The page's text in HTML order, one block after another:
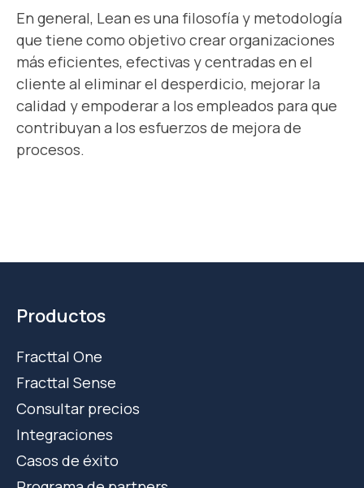
En general, Lean es una filosofía y metodología
que tiene como objetivo crear organizaciones
más eficientes, efectivas y centradas en el
cliente al eliminar el desperdicio, mejorar la
calidad y empoderar a los empleados para que
contribuyan a los esfuerzos de mejora de
procesos.
Productos
Fracttal One
Fracttal Sense
Consultar precios
Integraciones
Casos de éxito